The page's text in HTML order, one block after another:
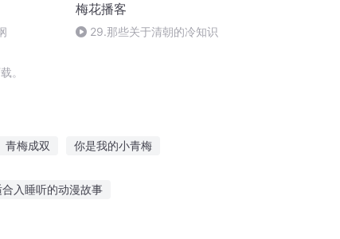
梅花播客
29.那些关于清朝的冷知识
。
青梅成双 你是我的小青梅
合入睡听的动漫故事